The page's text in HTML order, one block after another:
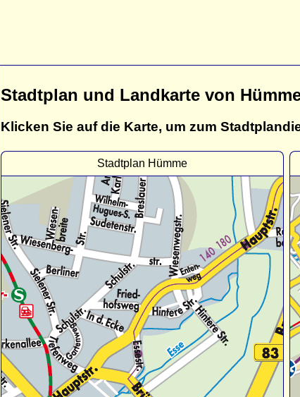
Stadtplan und Landkarte von
Klicken Sie auf die Karte, um zum
Stadtplan Hümme